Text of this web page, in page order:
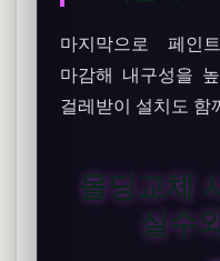
마지막으로 페인
마감해 내구성을
걸레받이 설치도 함
몰딩교체
실수